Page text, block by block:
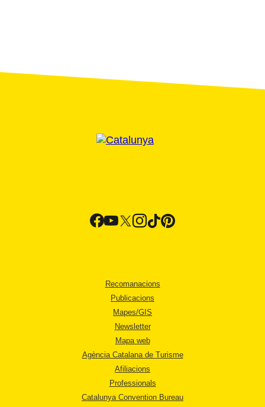
Recomanacions
Publicacions
Mapes/GIS
Newsletter
Mapa web
Agència Catalana de Turisme
Afiliacions
Professionals
Catalunya Convention Bureau